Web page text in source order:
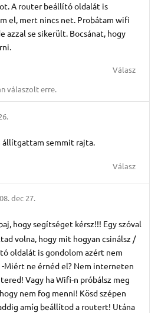
A router beállító oldalát is
el, mert nincs net. Probátam wifi
azzal se sikerült. Bocsánat, hogy
Válasz
válaszolt erre.
állítgattam semmit rajta.
Válasz
dec 27.
hogy segítséget kérsz!!! Egy szóval
volna, hogy mit hogyan csinálsz /
oldalát is gondolom azért nem
Miért ne érnéd el? Nem interneten
Vagy ha Wifi-n próbálsz meg
nem fog menni! Kösd szépen
amíg beállítod a routert! Utána